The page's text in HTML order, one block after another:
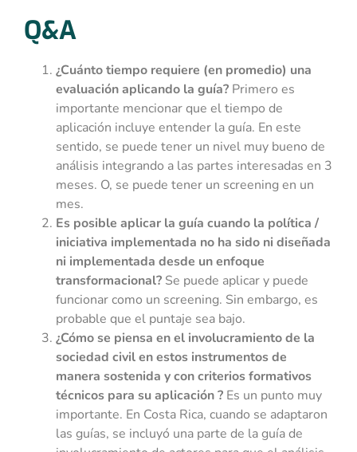
Q&A
¿Cuánto tiempo requiere (en promedio) una
evaluación aplicando la guía? Primero es
importante mencionar que el tiempo de
aplicación incluye entender la guía. En este
sentido, se puede tener un nivel muy bueno de
análisis integrando a las partes interesadas en 3
meses. O, se puede tener un screening en un
mes.
Es posible aplicar la guía cuando la política /
iniciativa implementada no ha sido ni diseñada
ni implementada desde un enfoque
transformacional? Se puede aplicar y puede
funcionar como un screening. Sin embargo, es
probable que el puntaje sea bajo.
¿Cómo se piensa en el involucramiento de la
sociedad civil en estos instrumentos de
manera sostenida y con criterios formativos
técnicos para su aplicación ? Es un punto muy
importante. En Costa Rica, cuando se adaptaron
las guías, se incluyó una parte de la guía de